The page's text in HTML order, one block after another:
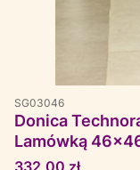
SG03046
Donica
Lamówką
Cena
332,00 zł